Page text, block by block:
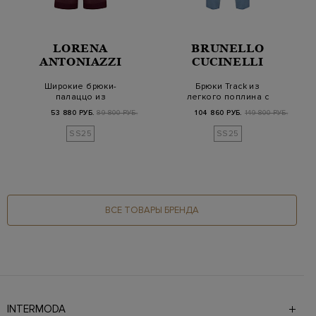
LORENA
ANTONIAZZI
Широкие брюки-
палаццо из
рами
53 880 РУБ. 89 800 РУБ.
SS25
BRUNELLO
CUCINELLI
Брюки Track из
легкого поплина с
Мон…
104 860 РУБ. 149 800 РУБ.
SS25
ВСЕ ТОВАРЫ БРЕНДА
INTERMODA